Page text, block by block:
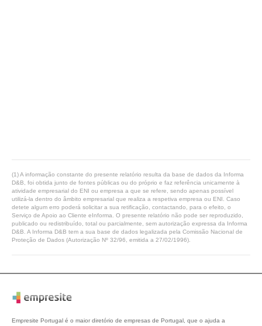
(1) A informação constante do presente relatório resulta da base de dados da Informa
D&B, foi obtida junto de fontes públicas ou do próprio e faz referência unicamente à
atividade empresarial do ENI ou empresa a que se refere, sendo apenas possível
utilizá-la dentro do âmbito empresarial que realiza a respetiva empresa ou ENI. Caso
detete algum erro poderá solicitar a sua retificação, contactando, para o efeito, o
Serviço de Apoio ao Cliente eInforma. O presente relatório não pode ser reproduzido,
publicado ou redistribuído, total ou parcialmente, sem autorização expressa da Informa
D&B. A Informa D&B tem a sua base de dados legalizada pela Comissão Nacional de
Proteção de Dados (Autorização Nº 32/96, emitida a 27/02/1996).
Empresite Portugal é o maior diretório de empresas de Portugal, que o ajuda a